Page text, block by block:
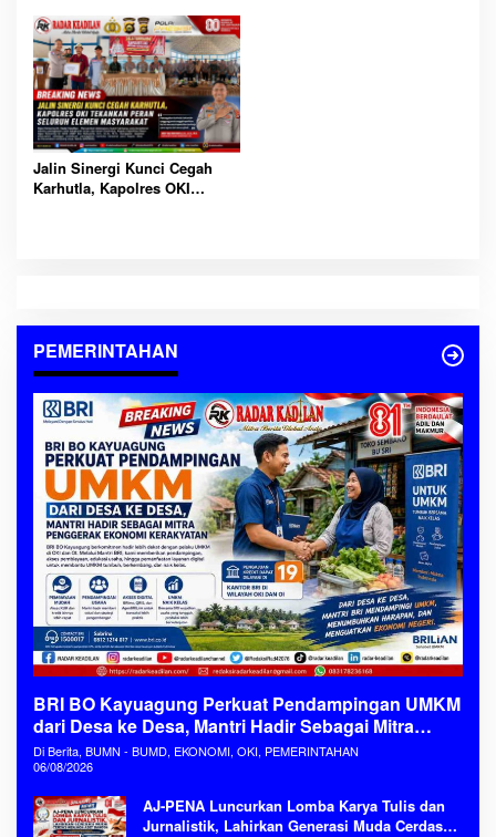
Cegah 3C, Balap Liar dan
Tawuran
Jalin Sinergi Kunci Cegah
Karhutla, Kapolres OKI
PEMERINTAHAN
BRI BO Kayuagung Perkuat Pendampingan UMKM
dari Desa ke Desa, Mantri Hadir Sebagai Mitra
Penggerak Ekonomi Kerakyatan
Di Berita, BUMN - BUMD, EKONOMI, OKI, PEMERINTAHAN
06/08/2026
AJ-PENA Luncurkan Lomba Karya Tulis dan
Jurnalistik, Lahirkan Generasi Muda Cerdas